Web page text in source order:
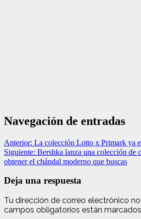
Navegación de entradas
Anterior: La colección Lotto x Primark ya
Siguiente: Bershka lanza una colección de
obtener el chándal moderno que buscas
Deja una respuesta
Tu dirección de correo electrónico
campos obligatorios están